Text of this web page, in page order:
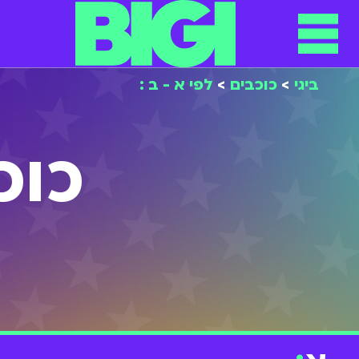
לתוכן
תפריט
ביגי > כוכבים > לפי א - ב :